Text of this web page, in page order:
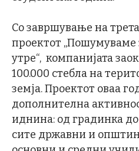
Со завршување на
проектот „Пошумуваме
утре“, компанијата
100.000 стебла на
земја. Проектот оваа
дополнителна
иднина: од градинка до
сите државни и